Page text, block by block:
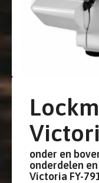
onder en
onderdelen
Victoria FY-